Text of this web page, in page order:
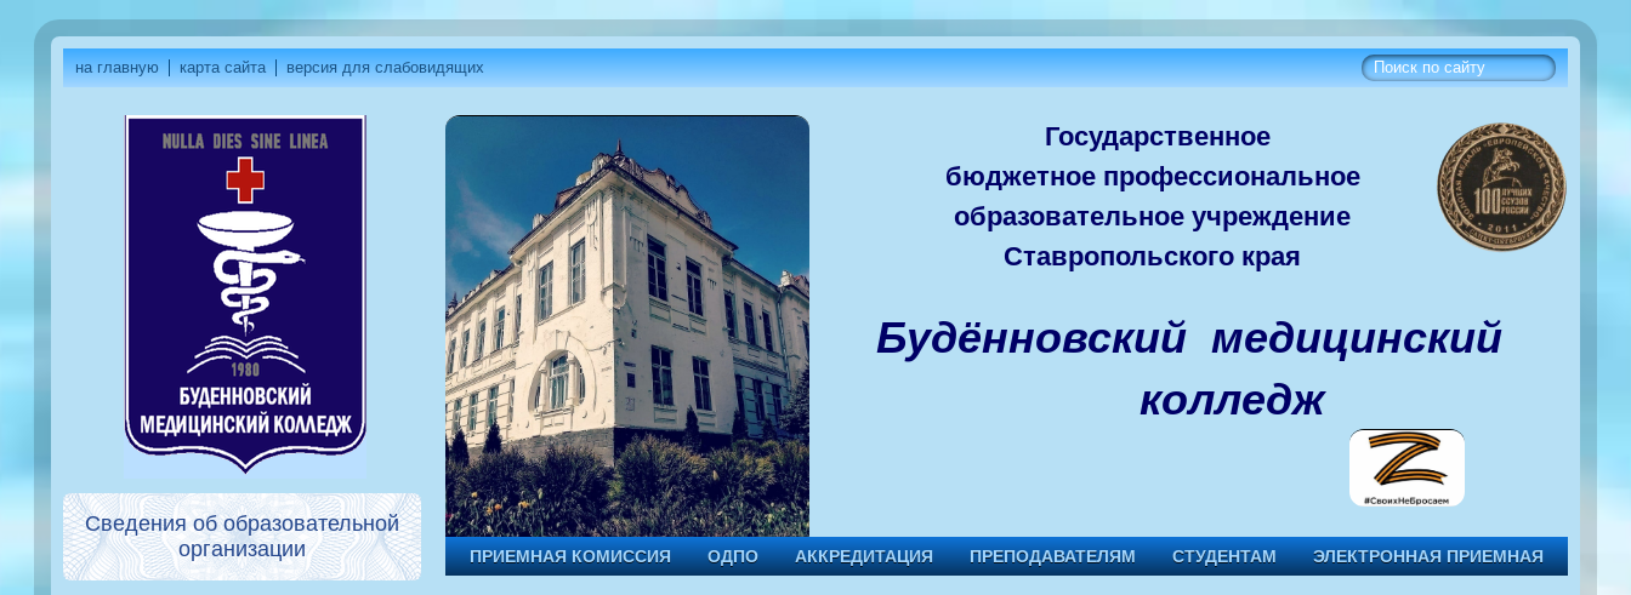
на главную карта сайта версия для слабовидящих
Сведения об образовательной
организации
Государственное
бюджетноепрофессиональное
образовательное учреждение
Ставропольского края
Будённовский медицинский
колледж
ПРИЕМНАЯ КОМИССИЯ ОДПО АККРЕДИТАЦИЯ ПРЕПОДАВАТЕЛЯМ СТУДЕНТАМ ЭЛЕКТРОННАЯ ПРИЕМНАЯ